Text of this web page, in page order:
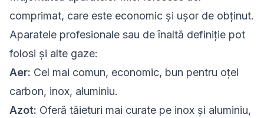
comprimat, care este economic și ușor de obținut.
Aparatele profesionale sau de înaltă definiție pot
folosi și alte gaze:
Aer: Cel mai comun, economic, bun pentru oțel
carbon, inox, aluminiu.
Azot: Oferă tăieturi mai curate pe inox și aluminiu,